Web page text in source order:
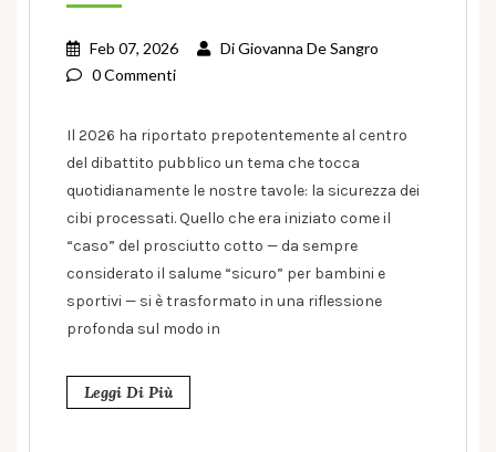
Feb 07, 2026 DiGiovanna De Sangro
0 Commenti
Il 2026 ha riportato prepotentemente al centro
del dibattito pubblico un tema che tocca
quotidianamente le nostre tavole: la sicurezza dei
cibi processati. Quello che era iniziato come il
“caso” del prosciutto cotto — da sempre
considerato il salume “sicuro” per bambini e
sportivi — si è trasformato in una riflessione
profonda sul modo in
Leggi Di Più